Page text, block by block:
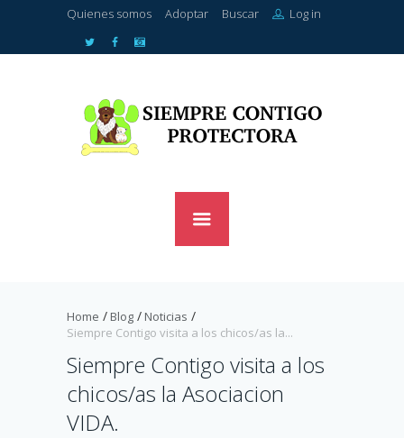
Quienes somos Adoptar Buscar Log in
Home Blog
Noticias
Siempre Contigo visita a los chicos/as la...
Siempre Contigo visita a los
chicos/as la Asociacion
VIDA.